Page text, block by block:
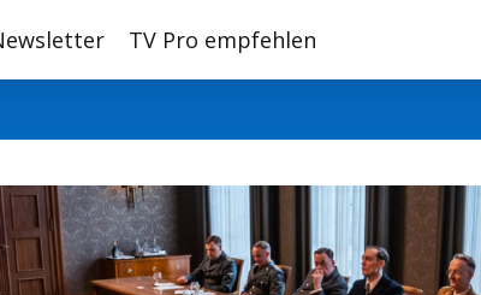
TV Pro empfehlen